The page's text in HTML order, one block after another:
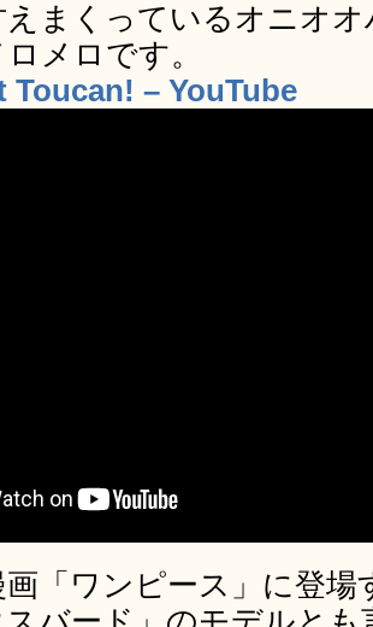
えまくっているオニオ
メロです。
Toucan! – YouTube
「ワンピース」に登